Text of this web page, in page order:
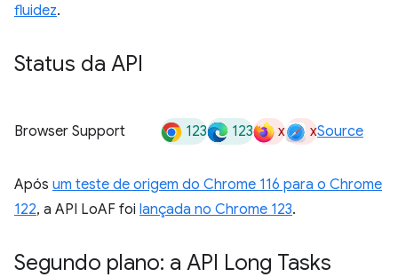
fluidez.
Status da API
Browser Support 123 123 x xSource
Após um teste de origem do Chrome 116 para o Chrome
122, a API LoAF foi lançada no Chrome 123.
Segundo plano: a API Long Tasks